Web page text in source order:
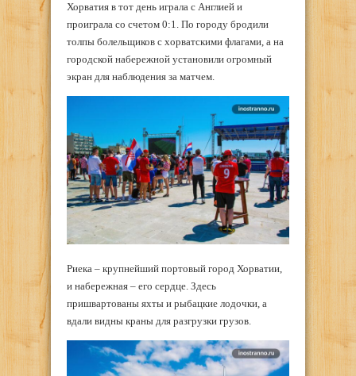
Хорватия в тот день играла с Англией и
проиграла со счетом 0:1. По городу бродили
толпы болельщиков с хорватскими флагами, а на
городской набережной установили огромный
экран для наблюдения за матчем.
Риека – крупнейший портовый город Хорватии,
и набережная – его сердце. Здесь
пришвартованы яхты и рыбацкие лодочки, а
вдали видны краны для разгрузки грузов.